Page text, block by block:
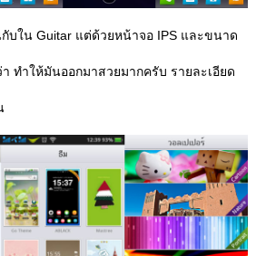
กับใน Guitar แต่ด้วยหน้าจอ IPS และขนาด
ทำให้มันออกมาสวยมากครับ รายละเอียด